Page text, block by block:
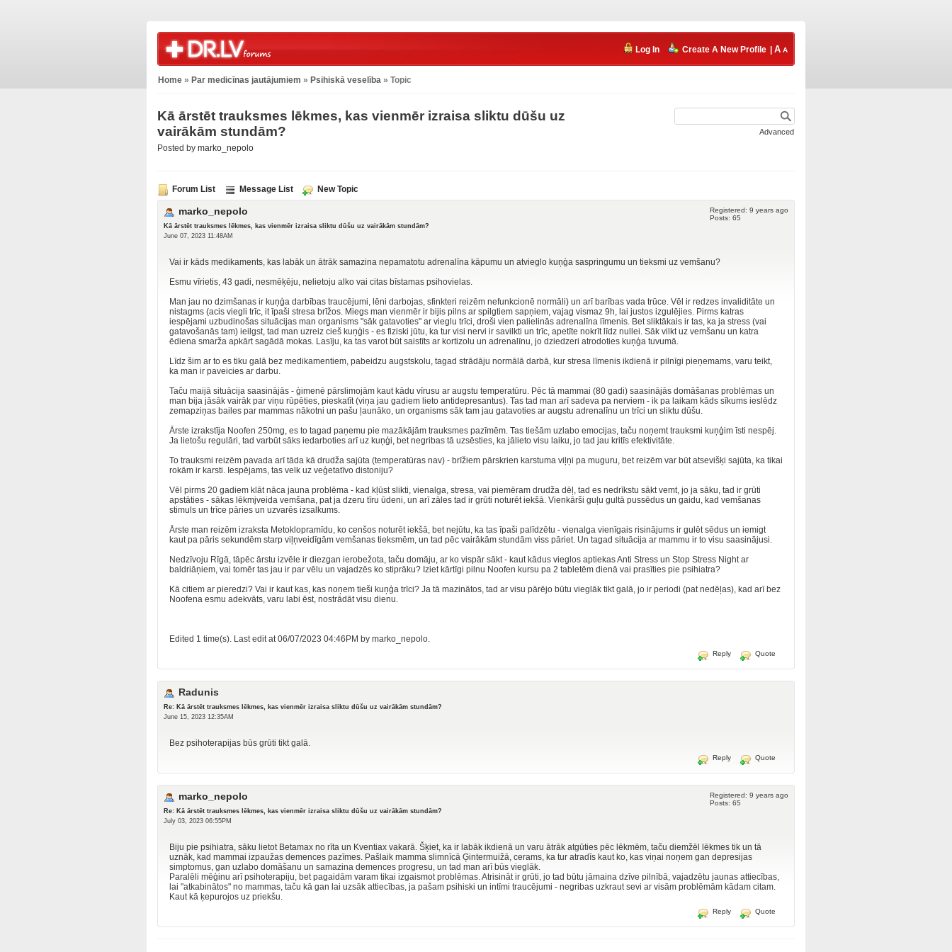
Log In Create A New Profile |
Home » Par medicīnas jautājumiem » Psihiskā veselība » Topic
Kā ārstēt trauksmes lēkmes, kas vienmēr izraisa sliktu dūšu uz
vairākām stundām?
Posted by marko_nepolo
Advanced
Forum List Message List New Topic
marko_nepolo
Kā ārstēt trauksmes lēkmes, kas vienmēr izraisa sliktu dūšu uz vairākām stundām?
June 07, 2023 11:48AM
Registered: 9 years ago
Posts: 65
Vai ir kāds medikaments, kas labāk un ātrāk samazina nepamatotu adrenalīna kāpumu un atvieglo kuņģa saspringumu un tieksmi uz vemšanu?
Esmu vīrietis, 43 gadi, nesmēķēju, nelietoju alko vai citas bīstamas psihovielas.
Man jau no dzimšanas ir kuņģa darbības traucējumi, lēni darbojas, sfinkteri reizēm nefunkcionē normāli) un arī barības vada trūce. Vēl ir redzes invaliditāte un
nistagms (acis viegli trīc, it īpaši stresa brīžos. Miegs man vienmēr ir bijis pilns ar spilgtiem sapņiem, vajag vismaz 9h, lai justos izgulējies. Pirms katras
iespējami uzbudinošas situācijas man organisms "sāk gatavoties" ar vieglu trīci, droši vien palielinās adrenalīna līmenis. Bet sliktākais ir tas, ka ja stress (vai
gatavošanās tam) ieilgst, tad man uzreiz cieš kuņģis - es fiziski jūtu, ka tur visi nervi ir savilkti un trīc, apetīte nokrīt līdz nullei. Sāk vilkt uz vemšanu un katra
ēdiena smarža apkārt sagādā mokas. Lasīju, ka tas varot būt saistīts ar kortizolu un adrenalīnu, jo dziedzeri atrodoties kuņģa tuvumā.
Līdz šim ar to es tiku galā bez medikamentiem, pabeidzu augstskolu, tagad strādāju normālā darbā, kur stresa līmenis ikdienā ir pilnīgi pieņemams, varu teikt,
ka man ir paveicies ar darbu.
Taču maijā situācija saasinājās - ģimenē pārslimojām kaut kādu vīrusu ar augstu temperatūru. Pēc tā mammai (80 gadi) saasinājās domāšanas problēmas un
man bija jāsāk vairāk par viņu rūpēties, pieskatīt (viņa jau gadiem lieto antidepresantus). Tas tad man arī sadeva pa nerviem - ik pa laikam kāds sīkums ieslēdz
zemapziņas bailes par mammas nākotni un pašu ļaunāko, un organisms sāk tam jau gatavoties ar augstu adrenalīnu un trīci un sliktu dūšu.
Ārste izrakstīja Noofen 250mg, es to tagad paņemu pie mazākājām trauksmes pazīmēm. Tas tiešām uzlabo emocijas, taču noņemt trauksmi kuņģim īsti nespēj.
Ja lietošu regulāri, tad varbūt sāks iedarboties arī uz kuņģi, bet negribas tā uzsēsties, ka jālieto visu laiku, jo tad jau kritīs efektivitāte.
To trauksmi reizēm pavada arī tāda kā drudža sajūta (temperatūras nav) - brīžiem pārskrien karstuma viļņi pa muguru, bet reizēm var būt atsevišķi sajūta, ka tikai
rokām ir karsti. Iespējams, tas velk uz veģetatīvo distoniju?
Vēl pirms 20 gadiem klāt nāca jauna problēma - kad kļūst slikti, vienalga, stresa, vai piemēram drudža dēļ, tad es nedrīkstu sākt vemt, jo ja sāku, tad ir grūti
apstāties - sākas lēkmjveida vemšana, pat ja dzeru tīru ūdeni, un arī zāles tad ir grūti noturēt iekšā. Vienkārši guļu gultā pussēdus un gaidu, kad vemšanas
stimuls un trīce pāries un uzvarēs izsalkums.
Ārste man reizēm izraksta Metoklopramīdu, ko cenšos noturēt iekšā, bet nejūtu, ka tas īpaši palīdzētu - vienalga vienīgais risinājums ir gulēt sēdus un iemigt
kaut pa pāris sekundēm starp viļņveidīgām vemšanas tieksmēm, un tad pēc vairākām stundām viss pāriet. Un tagad situācija ar mammu ir to visu saasinājusi.
Nedzīvoju Rīgā, tāpēc ārstu izvēle ir diezgan ierobežota, taču domāju, ar ko vispār sākt - kaut kādus vieglos aptiekas Anti Stress un Stop Stress Night ar
baldriāņiem, vai tomēr tas jau ir par vēlu un vajadzēs ko stiprāku? Iziet kārtīgi pilnu Noofen kursu pa 2 tabletēm dienā vai prasīties pie psihiatra?
Kā citiem ar pieredzi? Vai ir kaut kas, kas noņem tieši kuņģa trīci? Ja tā mazinātos, tad ar visu pārējo būtu vieglāk tikt galā, jo ir periodi (pat nedēļas), kad arī bez
Noofena esmu adekvāts, varu labi ēst, nostrādāt visu dienu.
Edited 1 time(s). Last edit at 06/07/2023 04:46PM by marko_nepolo.
Reply Quote
Radunis
Re: Kā ārstēt trauksmes lēkmes, kas vienmēr izraisa sliktu dūšu uz vairākām stundām?
June 15, 2023 12:35AM
Bez psihoterapijas būs grūti tikt galā.
Reply Quote
marko_nepolo
Re: Kā ārstēt trauksmes lēkmes, kas vienmēr izraisa sliktu dūšu uz vairākām stundām?
July 03, 2023 06:55PM
Registered: 9 years ago
Posts: 65
Biju pie psihiatra, sāku lietot Betamax no rīta un Kventiax vakarā. Šķiet, ka ir labāk ikdienā un varu ātrāk atgūties pēc lēkmēm, taču diemžēl lēkmes tik un tā
uznāk, kad mammai izpaužas demences pazīmes. Pašlaik mamma slimnīcā Ģintermuižā, cerams, ka tur atradīs kaut ko, kas viņai noņem gan depresijas
simptomus, gan uzlabo domāšanu un samazina demences progresu, un tad man arī būs vieglāk.
Paralēli mēģinu arī psihoterapiju, bet pagaidām varam tikai izgaismot problēmas. Atrisināt ir grūti, jo tad būtu jāmaina dzīve pilnībā, vajadzētu jaunas attiecības,
lai "atkabinātos" no mammas, taču kā gan lai uzsāk attiecības, ja pašam psihiski un intīmi traucējumi - negribas uzkraut sevi ar visām problēmām kādam citam.
Kaut kā ķepurojos uz priekšu.
Reply Quote